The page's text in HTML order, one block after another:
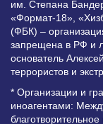
им. Степана
«Формат-18»,
(ФБК) –
запрещена в РФ и
основатель
террористов и
* Организации и
иноагентами: